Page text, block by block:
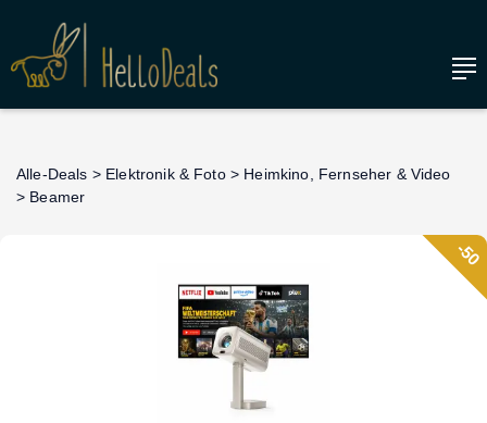
Alle-Deals > Elektronik & Foto> Heimkino, Fernseher & Video
> Beamer
-50